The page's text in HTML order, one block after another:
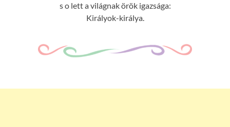
s o lett a világnak örök igazsága:
Királyok-királya.